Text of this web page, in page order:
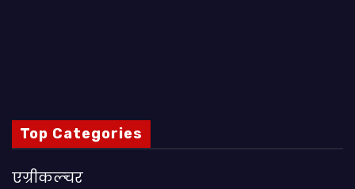
Top Categories
एग्रीकल्चर